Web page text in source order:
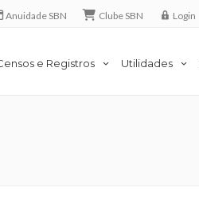
Anuidade SBN Clube SBN Login
e Registros Utilidades